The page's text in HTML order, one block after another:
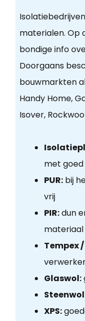
materialen. Op
bondige info
Doorgaans
bouwmarkten
Handy Home,
Isover,
met
PUR:bij
vrij
PIR:dun
materiaal
Tempex /
Glaswol:
XPS: